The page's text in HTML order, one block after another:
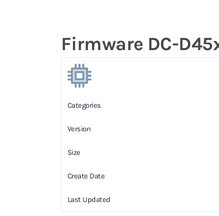
Firmware DC-
Categories
Version
Size
Create Date
Last Updated